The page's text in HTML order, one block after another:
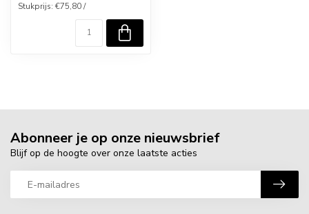
Stukprijs: €75,80 /
Abonneer je op onze nieuwsbrief
Blijf op de hoogte over onze laatste acties